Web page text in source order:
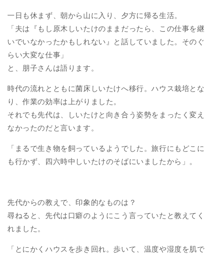
一日も休まず、朝から山に入り、夕方に帰る生活。
「夫は『もし原木しいたけのままだったら、この仕事を継
いでいなかったかもしれない』と話していました。そのぐ
らい大変な仕事」
と、朋子さんは語ります。
時代の流れとともに菌床しいたけへ移行。ハウス栽培とな
り、作業の効率は上がりました。
それでも先代は、しいたけと向き合う姿勢をまったく変え
なかったのだと言います。
「まるで生き物を飼っているようでした。旅行にもどこに
も行かず、四六時中しいたけのそばにいましたから」。
先代からの教えで、印象的なものは？
尋ねると、先代は口癖のようにこう言っていたと教えてく
れました。
「とにかくハウスを歩き回れ。歩いて、温度や湿度を肌で